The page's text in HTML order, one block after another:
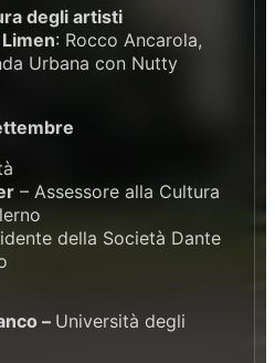
degli artisti
: Rocco Ancarola,
Urbana con Nutty
– Assessore alla Cultura
della Società Dante
– Università degli